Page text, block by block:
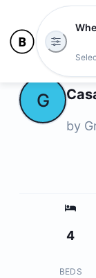
G
by
4
BEDS